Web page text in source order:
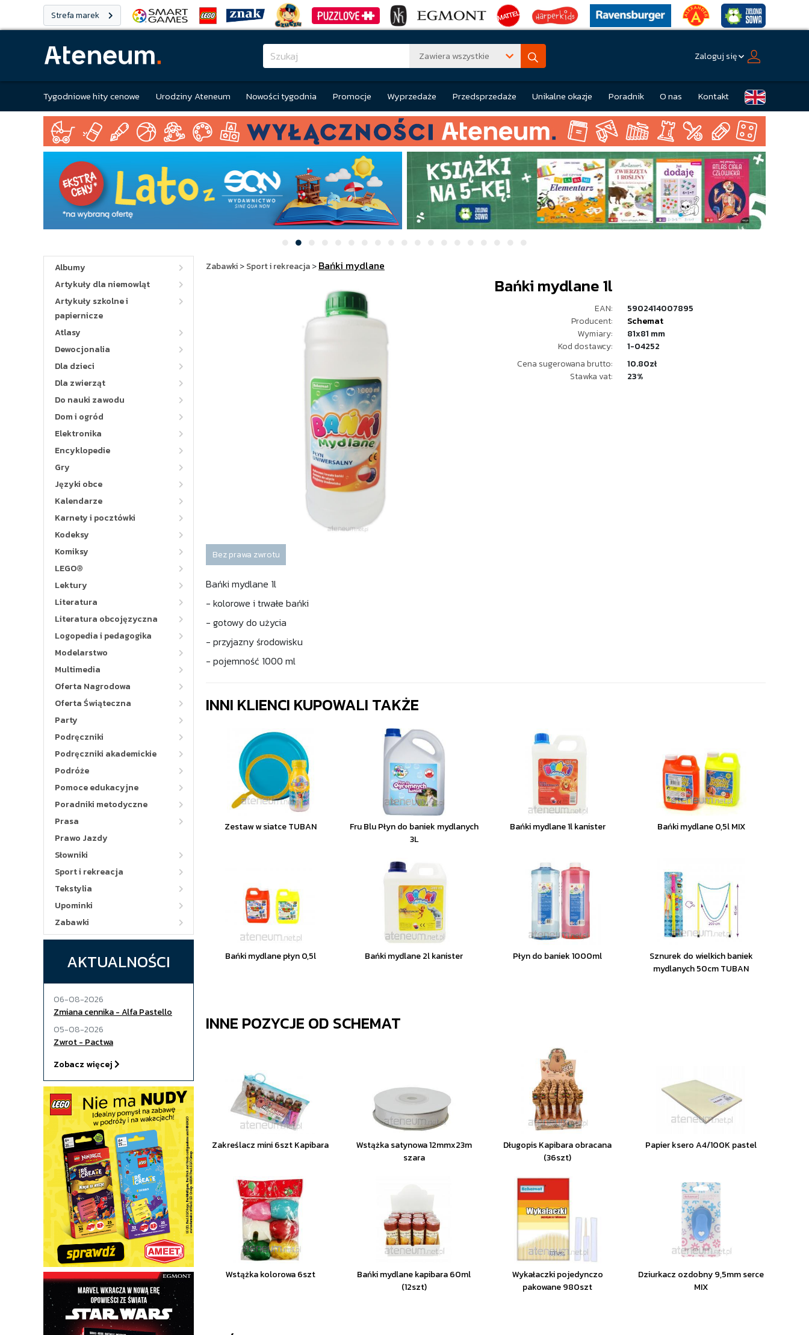
Strefa marek
Zawiera wszystkie Zaloguj się
Tygodniowe hity cenowe Urodziny Ateneum Nowości tygodnia Promocje Wyprzedaże Przedsprzedaże Unikalne okazje Poradnik O nas Kontakt
Albumy
Artykuły dla niemowląt
Artykuły szkolne i
papiernicze
Atlasy
Dewocjonalia
Dla dzieci
Dla zwierząt
Do nauki zawodu
Dom i ogród
Elektronika
Encyklopedie
Gry
Języki obce
Kalendarze
Karnety i pocztówki
Kodeksy
Komiksy
LEGO®
Lektury
Literatura
Literatura obcojęzyczna
Logopedia i pedagogika
Modelarstwo
Multimedia
Oferta Nagrodowa
Oferta Świąteczna
Party
Podręczniki
Podręczniki akademickie
Podróże
Pomoce edukacyjne
Poradniki metodyczne
Prasa
Prawo Jazdy
Słowniki
Sport i rekreacja
Tekstylia
Upominki
Zabawki
AKTUALNOŚCI
06-08-2026
Zmiana cennika - Alfa Pastello
05-08-2026
Zwrot - Pactwa
Zobacz więcej
Zabawki>Sport i rekreacja>Bańki mydlane
Bańki mydlane 1l
EAN:
5902414007895
Producent:
Schemat
Wymiary:
81x81 mm
Kod dostawcy:
1-04252
Cena sugerowana brutto:
10.80zł
Stawka vat:
23%
Bez prawa zwrotu
Bańki mydlane 1l
- kolorowe i trwałe bańki
- gotowy do użycia
- przyjazny środowisku
- pojemność 1000 ml
INNI KLIENCI KUPOWALI TAKŻE
Zestaw w siatce TUBAN
Fru Blu Płyn do baniek mydlanych
3L
Bańki mydlane 1l kanister Bańki mydlane 0,5l MIX
Bańki mydlane płyn 0,5l Bańki mydlane 2l kanister Płyn do baniek 1000ml
Sznurek do wielkich baniek
mydlanych 50cm TUBAN
INNE POZYCJE OD SCHEMAT
Zakreślacz mini 6szt Kapibara
Wstążka satynowa 12mmx23m
szara
Długopis Kapibara obracana
(36szt)
Papier ksero A4/100K pastel
Wstążka kolorowa 6szt
Bańki mydlane kapibara 60ml
(12szt)
Wykałaczki pojedynczo
pakowane 980szt
Dziurkacz ozdobny 9,5mm serce
MIX